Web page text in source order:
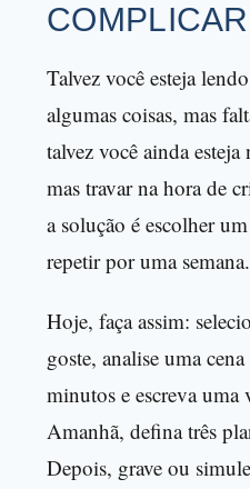
Talvez você esteja
algumas coisas, mas
talvez você ainda
mas travar na hora de
a solução é escolher
repetir por uma semana.
Hoje, faça assim:
goste, analise uma
minutos e escreva uma
Amanhã, defina três
Depois, grave ou